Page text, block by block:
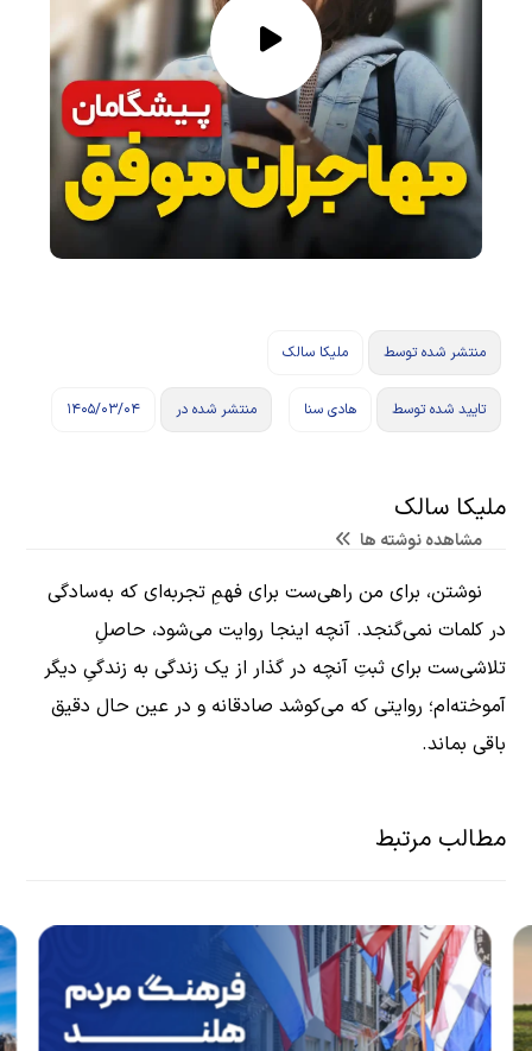
منتشر شده توسط ملیکا سالک
تایید شده توسط هادی سنا منتشر شده در ۱۴۰۵/۰۳/۰۴
ملیکا سالک
مشاهده نوشته ها
نوشتن، برای من راهی‌ست برای فهمِ تجربه‌ای که به‌سادگی
در کلمات نمی‌گنجد. آنچه اینجا روایت می‌شود، حاصلِ
تلاشی‌ست برای ثبتِ آنچه در گذار از یک زندگی به زندگیِ دیگر
آموخته‌ام؛ روایتی که می‌کوشد صادقانه و در عین حال دقیق
باقی بماند.
مطالب مرتبط